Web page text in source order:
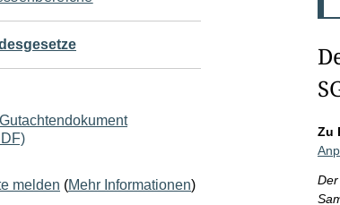
melden (Mehr Informationen)
Zu